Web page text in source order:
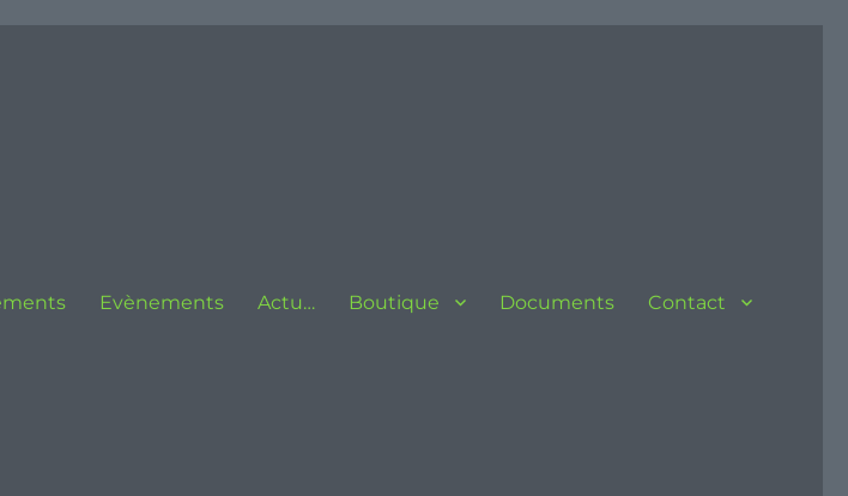
Evènements Actu… Boutique Documents Contact